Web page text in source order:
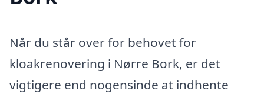
Når du står over for behovet for
kloakrenovering i Nørre Bork, er det
vigtigere end nogensinde at indhente